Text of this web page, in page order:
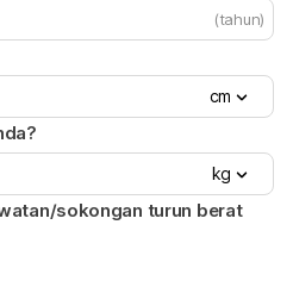
(tahun)
cm
kg
sokongan turun berat